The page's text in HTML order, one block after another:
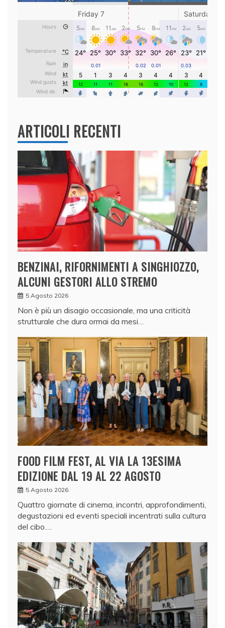
ARTICOLI RECENTI
BENZINAI, RIFORNIMENTI A SINGHIOZZO,
ALCUNI GESTORI ALLO STREMO
5 Agosto 2026
Non è più un disagio occasionale, ma una criticità
strutturale che dura ormai da mesi…
FOOD FILM FEST, AL VIA LA 13ESIMA
EDIZIONE DAL 19 AL 22 AGOSTO
5 Agosto 2026
Quattro giornate di cinema, incontri, approfondimenti,
degustazioni ed eventi speciali incentrati sulla cultura
del cibo.…